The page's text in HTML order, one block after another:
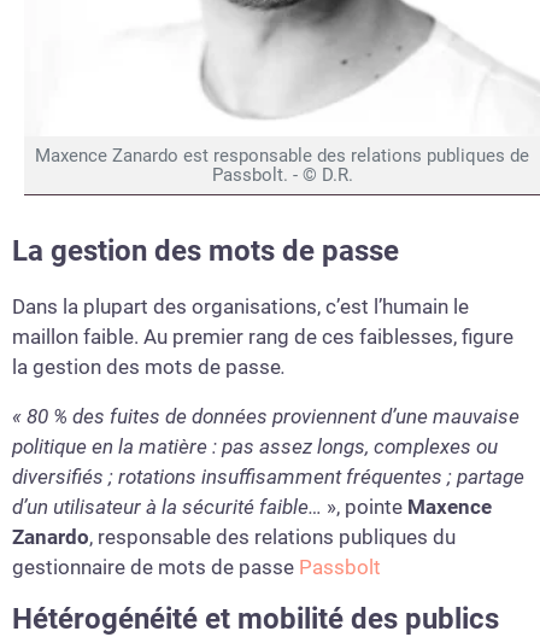
Maxence Zanardo est responsable des relations publiques de
Passbolt. - © D.R.
La gestion des mots de passe
Dans la plupart des organisations, c’est l’humain le
maillon faible. Au premier rang de ces faiblesses, figure
la gestion des mots de passe.
« 80 % des fuites de données proviennent d’une mauvaise
politique en la matière : pas assez longs, complexes ou
diversifiés ; rotations insuffisamment fréquentes ; partage
d’un utilisateur à la sécurité faible… », pointe Maxence
Zanardo, responsable des relations publiques du
gestionnaire de mots de passe Passbolt
Hétérogénéité et mobilité des publics